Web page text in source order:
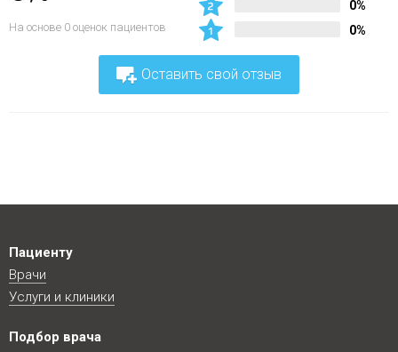
На основе 0 оценок пациентов
0%
0%
Оставить свой отзыв
Пациенту
Врачи
Услуги и клиники
Подбор врача